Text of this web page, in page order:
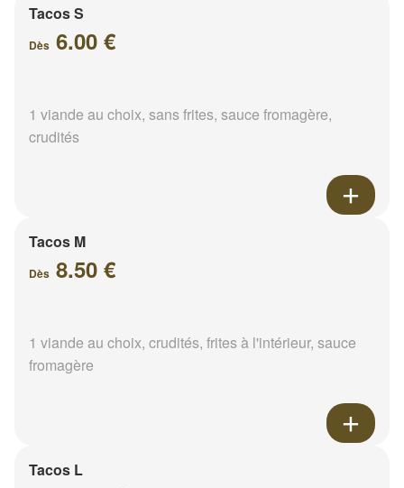
Tacos S
Dès 6.00 €
1 viande au choix, sans frites, sauce fromagère,
crudités
Tacos M
Dès 8.50 €
1 viande au choix, crudités, frites à l'intérieur, sauce
fromagère
Tacos L